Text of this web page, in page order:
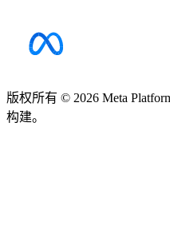
版权所有 © 2026 Meta
构建。